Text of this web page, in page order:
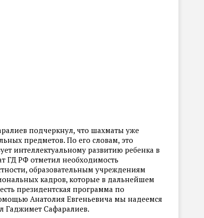
подчеркнул, что шахматы уже
предметов. По его словам, это
интеллектуальному развитию ребенка в
ГД РФ отметил необходимость
образовательным учреждениям
кадров, которые в дальнейшем
президентская программа по
Анатолия Евгеньевича мы надеемся
Гаджимет Сафаралиев.